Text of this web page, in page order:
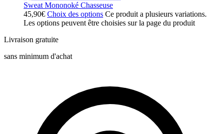
Sweat Mononoké Chasseuse
45,90€ Choix des options Ce produit a plusieurs variations.
Les options peuvent être choisies sur la page du produit
Livraison gratuite
sans minimum d'achat